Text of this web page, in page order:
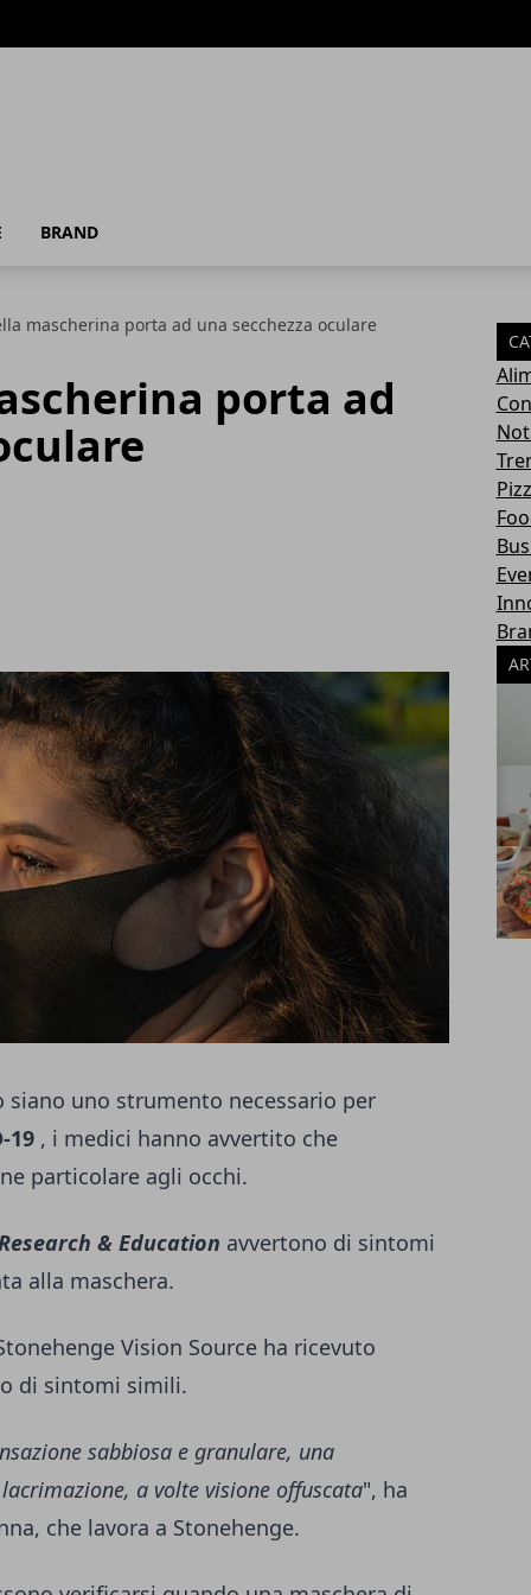
BRAND
mascherina porta ad una secchezza oculare
porta ad
siano uno strumento necessario per
19 , i medici hanno avvertito che
particolare agli occhi.
& Education avvertono di sintomi
alla maschera.
Vision Source ha ricevuto
di sintomi simili.
sabbiosa e granulare, una
a volte visione offuscata", ha
che lavora a Stonehenge.